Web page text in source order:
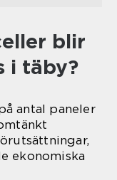
blir
i täby?
antal paneler
ekonomiska